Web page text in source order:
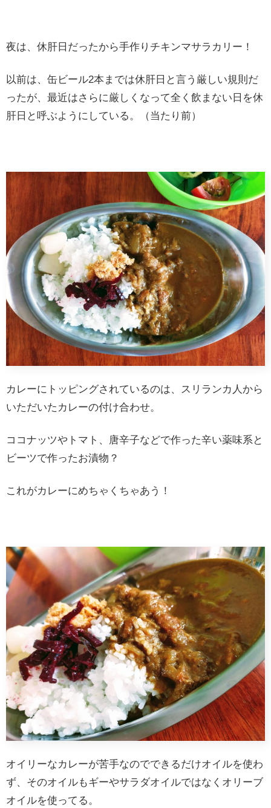
夜は、休肝日だったから手作りチキンマサラカリー！
以前は、缶ビール2本までは休肝日と言う厳しい規則だ
ったが、最近はさらに厳しくなって全く飲まない日を休
肝日と呼ぶようにしている。（当たり前）
カレーにトッピングされているのは、スリランカ人から
いただいたカレーの付け合わせ。
ココナッツやトマト、唐辛子などで作った辛い薬味系と
ビーツで作ったお漬物？
これがカレーにめちゃくちゃあう！
オイリーなカレーが苦手なのでできるだけオイルを使わ
ず、そのオイルもギーやサラダオイルではなくオリーブ
オイルを使ってる。